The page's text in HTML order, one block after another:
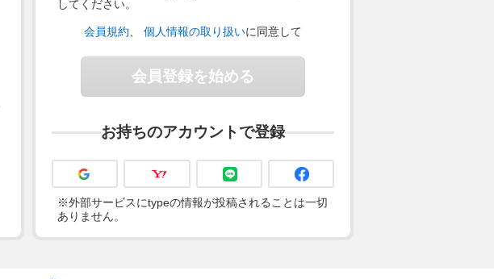
してください。
会員規約 個人情報の取り扱いに同意して
会員登録を始める
お持ちのアカウントで登録
※外部サービスにtypeの情報が投稿されることは一切
ありません。